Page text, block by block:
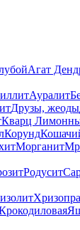
Агат
Ауралит
Друзы, жеоды
Кварц
Корунд
Морганит
Родусит